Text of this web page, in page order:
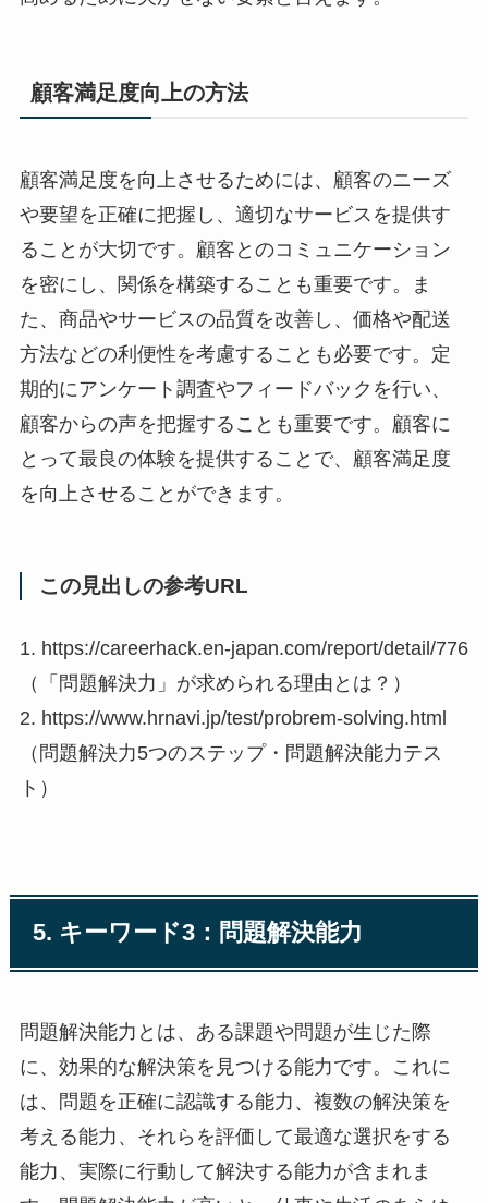
顧客満足度向上の方法
顧客満足度を向上させるためには、顧客のニーズ
や要望を正確に把握し、適切なサービスを提供す
ることが大切です。顧客とのコミュニケーション
を密にし、関係を構築することも重要です。ま
た、商品やサービスの品質を改善し、価格や配送
方法などの利便性を考慮することも必要です。定
期的にアンケート調査やフィードバックを行い、
顧客からの声を把握することも重要です。顧客に
とって最良の体験を提供することで、顧客満足度
を向上させることができます。
この見出しの参考URL
1. https://careerhack.en-japan.com/report/detail/776
（「問題解決力」が求められる理由とは？）
2. https://www.hrnavi.jp/test/probrem-solving.html
（問題解決力5つのステップ・問題解決能力テス
ト）
5. キーワード3：問題解決能力
問題解決能力とは、ある課題や問題が生じた際
に、効果的な解決策を見つける能力です。これに
は、問題を正確に認識する能力、複数の解決策を
考える能力、それらを評価して最適な選択をする
能力、実際に行動して解決する能力が含まれま